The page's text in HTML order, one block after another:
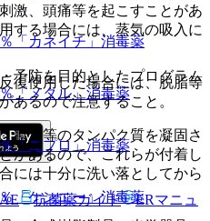
「カネイチ」 消毒薬
「メタル」消毒薬
「ニプロ」消毒薬
「ケンエー」消毒薬
激、頭痛等を起こすことがあ
する場合には、蒸気の吸入に
復使用した場合には、脱脂等
あるので注意すること。
膿汁等のタンパク質を凝固さ
があるので、これらが付着し
には十分に洗い落としてから
予防を目的としたプログラム
抗菌薬ガイド
ERマニュ